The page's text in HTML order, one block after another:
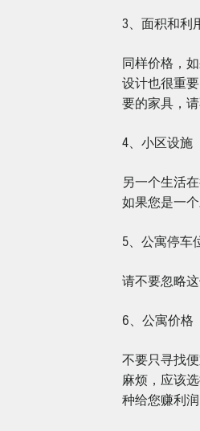
3、面积和利
同样价格，
设计也很重
要的家具，
4、小区设施
另一个生活
如果您是一
5、公寓停车
请不要忽略
6、公寓价格
不要只寻找
麻烦，应该
种给您赚利